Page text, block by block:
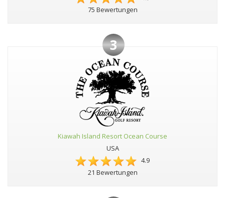
75 Bewertungen
3
Kiawah Island Resort Ocean Course
USA
4.9
21 Bewertungen